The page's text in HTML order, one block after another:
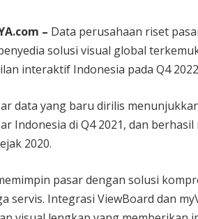
– Data perusahaan riset
solusi visual global
interaktif Indonesia pada Q4
data yang baru dirilis
Indonesia di Q4 2021, dan
2020.
pasar dengan solusi
servis. Integrasi ViewBoard dan